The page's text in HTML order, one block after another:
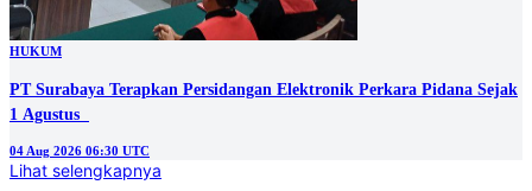
HUKUM
PT Surabaya Terapkan Persidangan Elektronik Perkara Pidana Sejak
1 Agustus
04 Aug 2026 06:30 UTC
Lihat selengkapnya